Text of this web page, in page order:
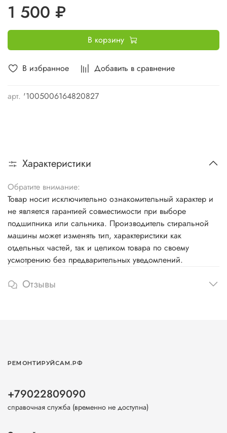
В избранное Добавить в сравнение
арт. '1005006164820827
1 500 ₽
В корзину
Характеристики
Обратите внимание:
Товар носит исключительно ознакомительный характер и
не является гарантией совместимости при выборе
подшипника или сальника. Производитель стиральной
машины может изменять тип, характеристики как
отдельных частей, так и целиком товара по своему
усмотрению без предварительных уведомлений.
Отзывы
РЕМОНТИРУЙСАМ.РФ
+79022809090
справочная служба (временно не доступна)